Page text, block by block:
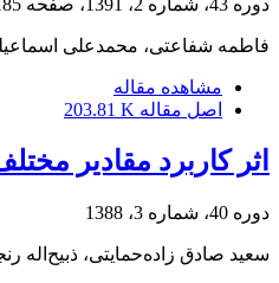
فاطمه شفاعتی، محمدعلی
مشاهده مقاله
اصل مقاله 203.81 K
اثر کاربرد مقادیر
دوره 40، شماره 3، 1388
سعید صادق زاده‌حمایتی، ذبیح‌اله